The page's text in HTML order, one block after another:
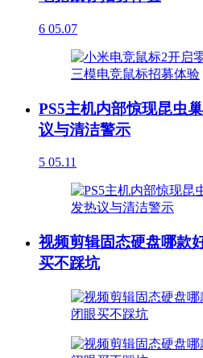
6 05.07
PS5主机内部惊现昆虫
议与清洁警示
5 05.11
视频剪辑固态硬盘哪款
买不踩坑